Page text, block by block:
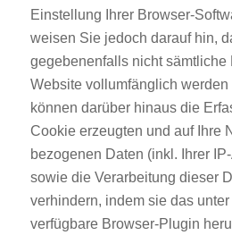
Einstellung Ihrer Browser-
weisen Sie jedoch darauf hin,
gegebenenfalls nicht sämtliche
Website vollumfänglich
können darüber hinaus die
Cookie erzeugten und auf Ihre
bezogenen Daten (inkl. Ihrer
sowie die Verarbeitung dieser
verhindern, indem sie das
verfügbare Browser-Plugin